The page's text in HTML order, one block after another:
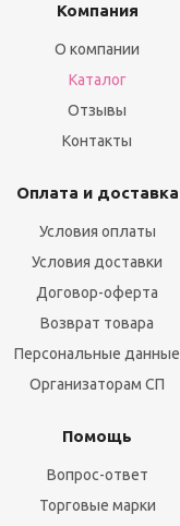
Компания
О компании
Каталог
Отзывы
Контакты
Оплата и доставка
Условия оплаты
Условия доставки
Договор-оферта
Возврат товара
Персональные данные
Организаторам СП
Помощь
Вопрос-ответ
Торговые марки